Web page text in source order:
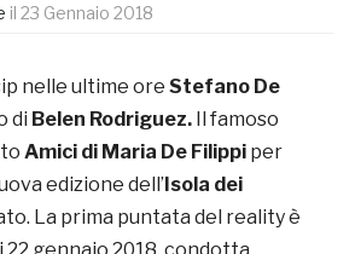
il 23 Gennaio 2018
nelle ultime ore Stefano De
di Belen Rodriguez.
Il famoso
Amici di Maria De Filippi per
edizione dell’ Isola dei
La prima puntata del reality è